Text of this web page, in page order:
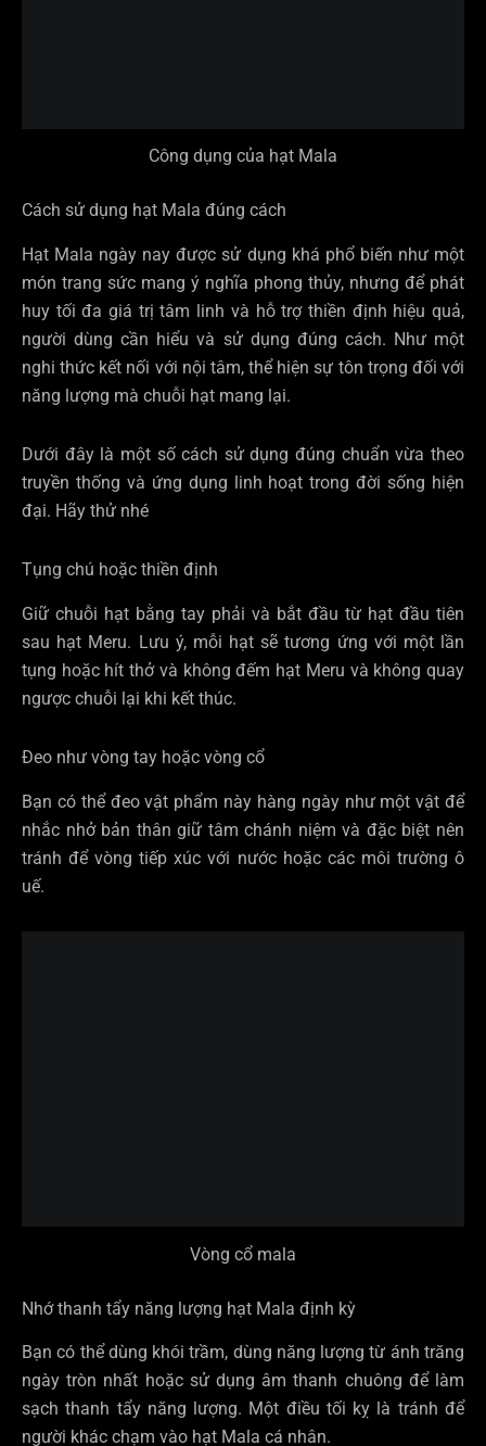
Công dụng của hạt Mala
Cách sử dụng hạt Mala đúng cách
Hạt Mala ngày nay được sử dụng khá phổ biến như một
món trang sức mang ý nghĩa phong thủy, nhưng để phát
huy tối đa giá trị tâm linh và hỗ trợ thiền định hiệu quả,
người dùng cần hiểu và sử dụng đúng cách. Như một
nghi thức kết nối với nội tâm, thể hiện sự tôn trọng đối với
năng lượng mà chuỗi hạt mang lại.
Dưới đây là một số cách sử dụng đúng chuẩn vừa theo
truyền thống và ứng dụng linh hoạt trong đời sống hiện
đại. Hãy thử nhé
Tụng chú hoặc thiền định
Giữ chuỗi hạt bằng tay phải và bắt đầu từ hạt đầu tiên
sau hạt Meru. Lưu ý, mỗi hạt sẽ tương ứng với một lần
tụng hoặc hít thở và không đếm hạt Meru và không quay
ngược chuỗi lại khi kết thúc.
Đeo như vòng tay hoặc vòng cổ
Bạn có thể đeo vật phẩm này hàng ngày như một vật để
nhắc nhở bản thân giữ tâm chánh niệm và đặc biệt nên
tránh để vòng tiếp xúc với nước hoặc các môi trường ô
uế.
Vòng cổ mala
Nhớ thanh tẩy năng lượng hạt Mala định kỳ
Bạn có thể dùng khói trầm, dùng năng lượng từ ánh trăng
ngày tròn nhất hoặc sử dụng âm thanh chuông để làm
sạch thanh tẩy năng lượng. Một điều tối kỵ là tránh để
người khác chạm vào hạt Mala cá nhân.